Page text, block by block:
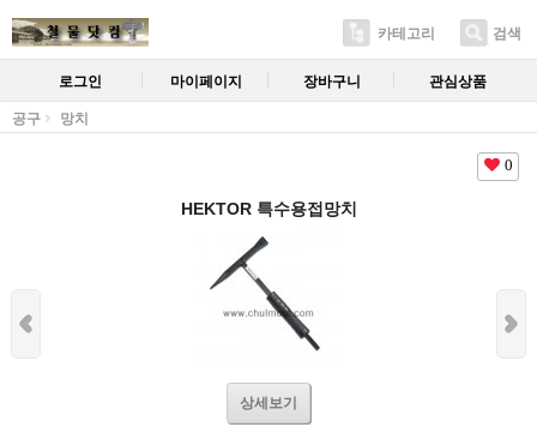
카테고리 검색
로그인 마이페이지 장바구니 관심상품
공구 망치
0
HEKTOR 특수용접망치
상세보기